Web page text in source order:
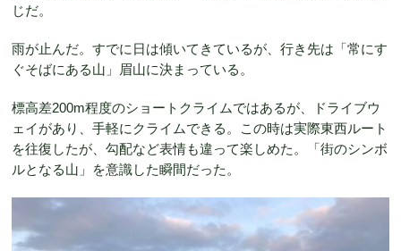
じだ。
雨が止んだ。すでに日は傾いてきているが、行き先は「常にす
ぐそばにある山」眉山に決まっている。
標高差200m程度のショートクライムではあるが、ドライブウ
ェイがあり、手軽にクライムできる。この時は実際東西ルート
を往復したが、勾配など表情も違って楽しめた。「街のシンボ
ルとなる山」を意識した瞬間だった。